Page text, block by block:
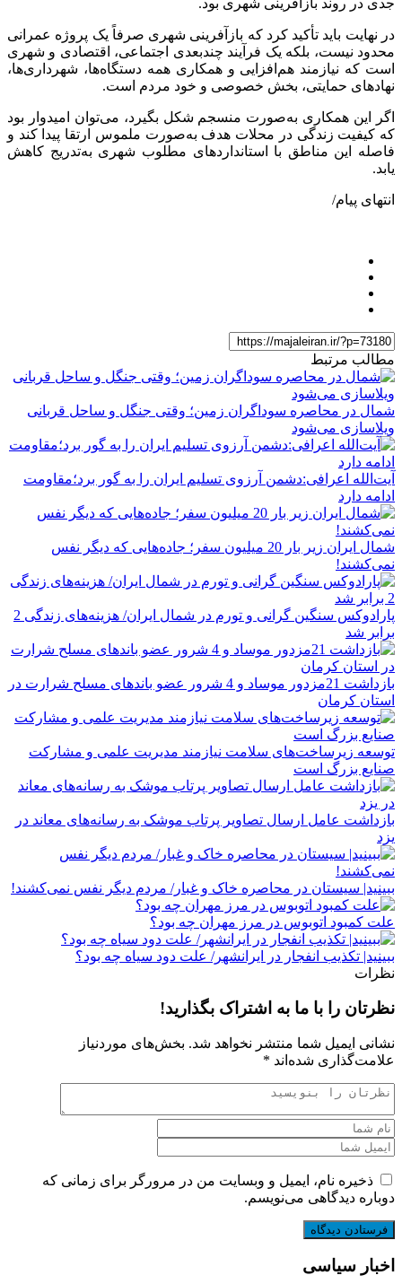
در نهایت باید تأکید کرد که بازآفرینی شهری صرفاً یک پروژه عمرانی
محدود نیست، بلکه یک فرآیند چندبعدی اجتماعی، اقتصادی و شهری
است که نیازمند هم‌افزایی و همکاری همه دستگاه‌ها، شهرداری‌ها،
نهادهای حمایتی، بخش خصوصی و خود مردم است.
اگر این همکاری به‌صورت منسجم شکل بگیرد، می‌توان امیدوار بود
که کیفیت زندگی در محلات هدف به‌صورت ملموس ارتقا پیدا کند و
فاصله این مناطق با استانداردهای مطلوب شهری به‌تدریج کاهش
یابد.
انتهای پیام/
مطالب مرتبط
شمال در محاصره سوداگران زمین؛ وقتی جنگل و ساحل قربانی
ویلاسازی می‌شود
آیت‌الله اعرافی:دشمن آرزوی تسلیم ایران را به گور برد؛مقاومت
ادامه دارد
شمال ایران زیر بار 20 میلیون سفر؛ جاده‌هایی که دیگر نفس
نمی‌کشند!
پارادوکس سنگین گرانی و تورم در شمال ایران/ هزینه‌های زندگی 2
برابر ‌شد
بازداشت 21مزدور موساد و 4 شرور عضو باندهای مسلح شرارت در
استان کرمان
توسعه زیرساخت‌های سلامت نیازمند مدیریت علمی و مشارکت
صنایع بزرگ است
بازداشت عامل ارسال تصاویر پرتاب موشک به رسانه‌های معاند در
یزد
ببینید| سیستان در ‌محاصره خاک و غبار/ مردم دیگر نفس نمی‌کشند!
علت کمبود اتوبوس در مرز مهران چه بود؟
ببینید| تکذیب ‌انفجار در ایرانشهر/ ️علت دود سیاه چه بود؟
نظرات
نظرتان را با ما به اشتراک بگذارید!
نشانی ایمیل شما منتشر نخواهد شد. بخش‌های موردنیاز
علامت‌گذاری شده‌اند *
ذخیره نام، ایمیل و وبسایت من در مرورگر برای زمانی که
دوباره دیدگاهی می‌نویسم.
اخبار سیاسی